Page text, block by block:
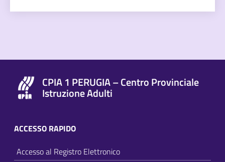
CPIA 1 PERUGIA – Centro Provinciale
Istruzione Adulti
ACCESSO RAPIDO
Accesso al Registro Elettronico